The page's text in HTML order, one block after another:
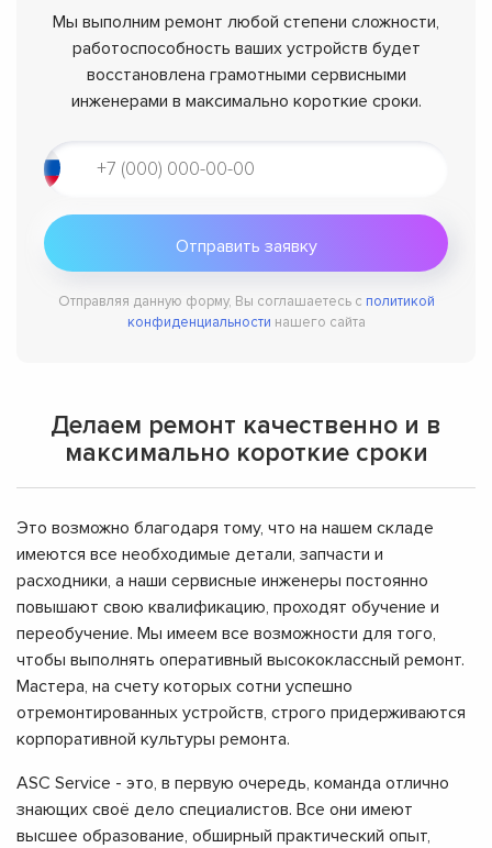
Мы выполним ремонт любой степени сложности,
работоспособность ваших устройств будет
восстановлена грамотными сервисными
инженерами в максимально короткие сроки.
Отправляя данную форму, Вы соглашаетесь с политикой
конфиденциальности нашего сайта
Делаем ремонт качественно и в
максимально короткие сроки
Это возможно благодаря тому, что на нашем складе
имеются все необходимые детали, запчасти и
расходники, а наши сервисные инженеры постоянно
повышают свою квалификацию, проходят обучение и
переобучение. Мы имеем все возможности для того,
чтобы выполнять оперативный высококлассный ремонт.
Мастера, на счету которых сотни успешно
отремонтированных устройств, строго придерживаются
корпоративной культуры ремонта.
ASC Service - это, в первую очередь, команда отлично
знающих своё дело специалистов. Все они имеют
высшее образование, обширный практический опыт,